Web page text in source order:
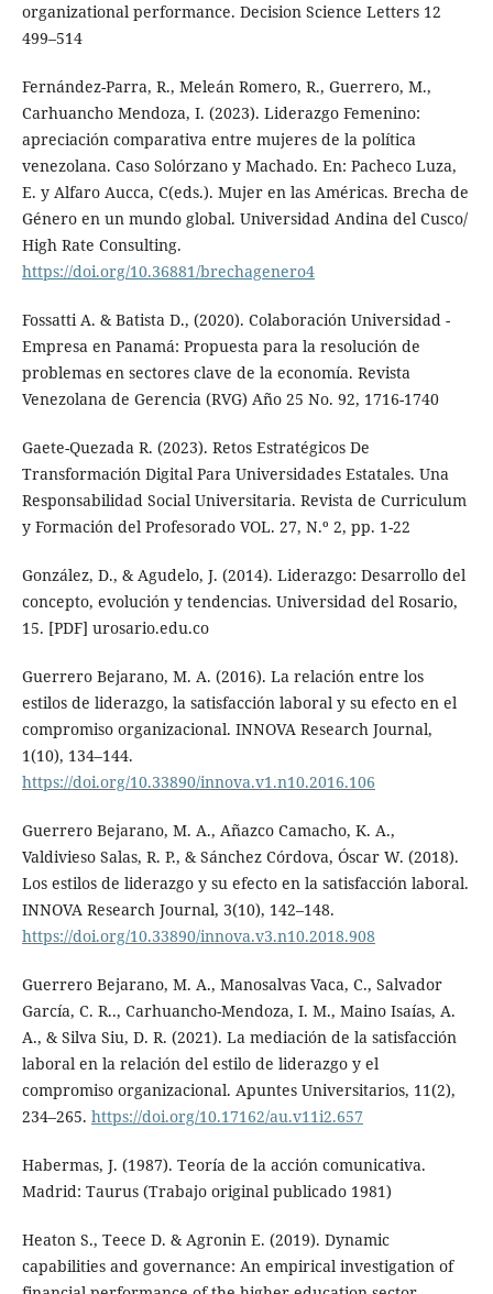
organizational performance. Decision Science Letters 12
499–514
Fernández-Parra, R., Meleán Romero, R., Guerrero, M.,
Carhuancho Mendoza, I. (2023). Liderazgo Femenino:
apreciación comparativa entre mujeres de la política
venezolana. Caso Solórzano y Machado. En: Pacheco Luza,
E. y Alfaro Aucca, C(eds.). Mujer en las Américas. Brecha de
Género en un mundo global. Universidad Andina del Cusco/
High Rate Consulting.
https://doi.org/10.36881/brechagenero4
Fossatti A. & Batista D., (2020). Colaboración Universidad -
Empresa en Panamá: Propuesta para la resolución de
problemas en sectores clave de la economía. Revista
Venezolana de Gerencia (RVG) Año 25 No. 92, 1716-1740
Gaete-Quezada R. (2023). Retos Estratégicos De
Transformación Digital Para Universidades Estatales. Una
Responsabilidad Social Universitaria. Revista de Curriculum
y Formación del Profesorado VOL. 27, N.º 2, pp. 1-22
González, D., & Agudelo, J. (2014). Liderazgo: Desarrollo del
concepto, evolución y tendencias. Universidad del Rosario,
15. [PDF] urosario.edu.co
Guerrero Bejarano, M. A. (2016). La relación entre los
estilos de liderazgo, la satisfacción laboral y su efecto en el
compromiso organizacional. INNOVA Research Journal,
1(10), 134–144.
https://doi.org/10.33890/innova.v1.n10.2016.106
Guerrero Bejarano, M. A., Añazco Camacho, K. A.,
Valdivieso Salas, R. P., & Sánchez Córdova, Óscar W. (2018).
Los estilos de liderazgo y su efecto en la satisfacción laboral.
INNOVA Research Journal, 3(10), 142–148.
https://doi.org/10.33890/innova.v3.n10.2018.908
Guerrero Bejarano, M. A., Manosalvas Vaca, C., Salvador
García, C. R.., Carhuancho-Mendoza, I. M., Maino Isaías, A.
A., & Silva Siu, D. R. (2021). La mediación de la satisfacción
laboral en la relación del estilo de liderazgo y el
compromiso organizacional. Apuntes Universitarios, 11(2),
234–265. https://doi.org/10.17162/au.v11i2.657
Habermas, J. (1987). Teoría de la acción comunicativa.
Madrid: Taurus (Trabajo original publicado 1981)
Heaton S., Teece D. & Agronin E. (2019). Dynamic
capabilities and governance: An empirical investigation of